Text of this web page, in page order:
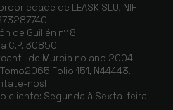
de LEASK SLU, NIF
de Guillén nº 8
C.P. 30850
de Murcia no ano 2004
Folio 151, N44443.
nos!
cliente: Segunda à Sexta-feira